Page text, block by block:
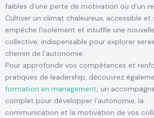
faibles d’une perte de motivation ou d’un
Cultiver un climat chaleureux, accessible et
empêche l’isolement et insuffle une
collective, indispensable pour explorer
chemin de l’autonomie.
Pour approfondir vos compétences et
pratiques de leadership, découvrez
formation en management, un
complet pour développer l’autonomie, la
communication et la motivation de vos